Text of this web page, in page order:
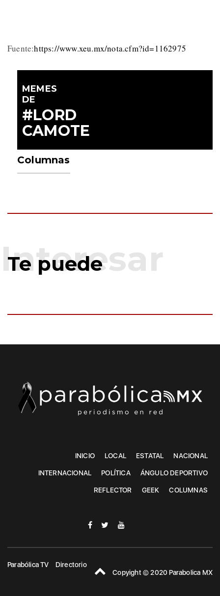
Fuente:https://www.xeu.mx/nota.cfm?id=1162975
MEMES
DE
#LORD
CAMOTE
Columnas
Te puede
INICIO LOCAL ESTATAL NACIONAL
INTERNACIONAL POLÍTICA ÁNGULO DEPORTIVO
REFLECTOR GEEK COLUMNAS
Parabólica TV
Directorio
Copyight © 2020 Parabolica MX